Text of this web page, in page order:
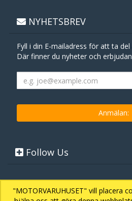
"MOTORVARUHUSET" vill placera
NYHETSBREV
Fyll i din E-mailadress för att ta
Där finner du nyheter och
Follow Us